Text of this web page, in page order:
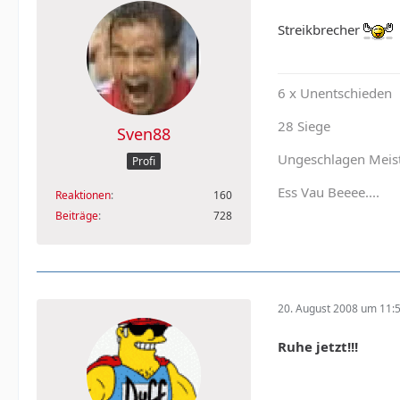
Sven88
Profi
Reaktionen
160
Beiträge
728
Streikbrecher
6 x Unentschieden
28 Siege
Ungeschlagen
Ess Vau Beeee....
20. August 2008 um
Ruhe jetzt!!!